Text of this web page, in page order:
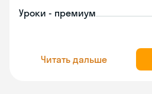
Уроки - премиум
Читать дальше